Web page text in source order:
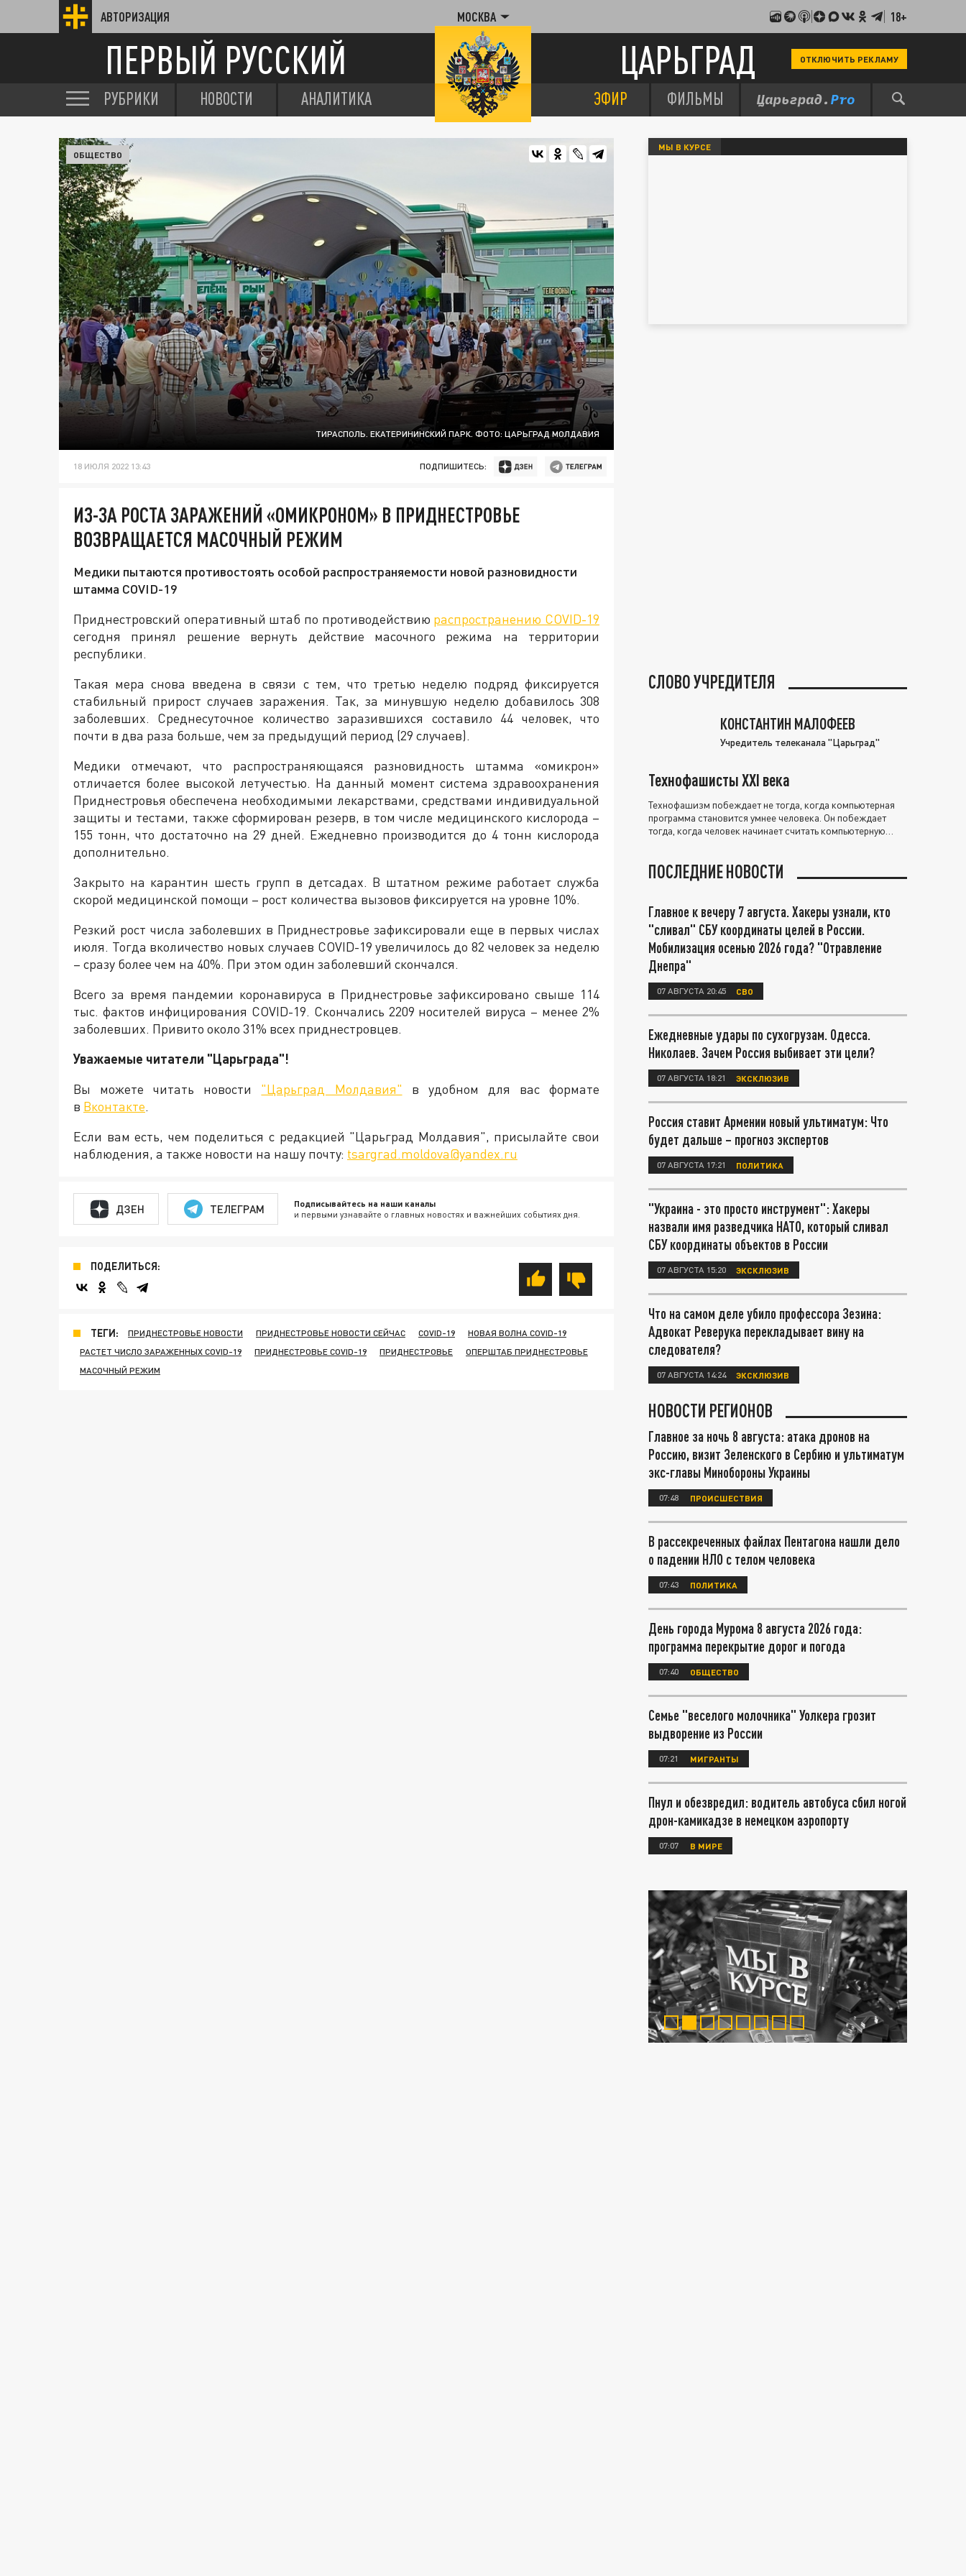
АВТОРИЗАЦИЯ МОСКВА 18+
ПЕРВЫЙ РУССКИЙ ЦАРЬГРАД ОТКЛЮЧИТЬ РЕКЛАМУ
РУБРИКИ НОВОСТИ АНАЛИТИКА ЭФИР ФИЛЬМЫ
ТИРАСПОЛЬ. ЕКАТЕРИНИНСКИЙ ПАРК. ФОТО: ЦАРЬГРАД МОЛДАВИЯ
ОБЩЕСТВО
18 ИЮЛЯ 2022 13:43 ПОДПИШИТЕСЬ:
ИЗ-ЗА РОСТА ЗАРАЖЕНИЙ «ОМИКРОНОМ» В ПРИДНЕСТРОВЬЕ
ВОЗВРАЩАЕТСЯ МАСОЧНЫЙ РЕЖИМ
Медики пытаются противостоять особой распространяемости новой разновидности
штамма COVID-19
Приднестровский оперативный штаб по противодействию распространению COVID-19
сегодня принял решение вернуть действие масочного режима на территории
республики.
Такая мера снова введена в связи с тем, что третью неделю подряд фиксируется
стабильный прирост случаев заражения. Так, за минувшую неделю добавилось 308
заболевших. Среднесуточное количество заразившихся составило 44 человек, что
почти в два раза больше, чем за предыдущий период (29 случаев).
Медики отмечают, что распространяющаяся разновидность штамма «омикрон»
отличается более высокой летучестью. На данный момент система здравоохранения
Приднестровья обеспечена необходимыми лекарствами, средствами индивидуальной
защиты и тестами, также сформирован резерв, в том числе медицинского кислорода –
155 тонн, что достаточно на 29 дней. Ежедневно производится до 4 тонн кислорода
дополнительно.
Закрыто на карантин шесть групп в детсадах. В штатном режиме работает служба
скорой медицинской помощи – рост количества вызовов фиксируется на уровне 10%.
Резкий рост числа заболевших в Приднестровье зафиксировали еще в первых числах
июля. Тогда вколичество новых случаев COVID-19 увеличилось до 82 человек за неделю
– сразу более чем на 40%. При этом один заболевший скончался.
Всего за время пандемии коронавируса в Приднестровье зафиксировано свыше 114
тыс. фактов инфицирования COVID-19. Скончались 2209 носителей вируса – менее 2%
заболевших. Привито около 31% всех приднестровцев.
Уважаемые читатели "Царьграда"!
Вы можете читать новости "Царьград Молдавия" в удобном для вас формате
в Вконтакте.
Если вам есть, чем поделиться с редакцией "Царьград Молдавия", присылайте свои
наблюдения, а также новости на нашу почту: tsargrad.moldova@yandex.ru
ДЗЕН ТЕЛЕГРАМ Подписывайтесь на наши каналы
и первыми узнавайте о главных новостях и важнейших событиях дня.
ПОДЕЛИТЬСЯ:
ТЕГИ: ПРИДНЕСТРОВЬЕ НОВОСТИ ПРИДНЕСТРОВЬЕ НОВОСТИ СЕЙЧАС COVID-19
НОВАЯ ВОЛНА COVID-19
РАСТЕТ ЧИСЛО ЗАРАЖЕННЫХ COVID-19
ПРИДНЕСТРОВЬЕ COVID-19 ПРИДНЕСТРОВЬЕ
ОПЕРШТАБ ПРИДНЕСТРОВЬЕ
МАСОЧНЫЙ РЕЖИМ
МЫ В КУРСЕ
СЛОВО УЧРЕДИТЕЛЯ
КОНСТАНТИН МАЛОФЕЕВ
Учредитель телеканала "Царьград"
Технофашисты XXI века
Технофашизм побеждает не тогда, когда компьютерная
программа становится умнее человека. Он побеждает
тогда, когда человек начинает считать компьютерную
ПОСЛЕДНИЕ НОВОСТИ
Главное к вечеру 7 августа. Хакеры узнали, кто
"сливал" СБУ координаты целей в России.
Мобилизация осенью 2026 года? "Отравление
Днепра"
07 АВГУСТА 20:45 СВО
Ежедневные удары по сухогрузам. Одесса.
Николаев. Зачем Россия выбивает эти цели?
07 АВГУСТА 18:21 ЭКСКЛЮЗИВ
Россия ставит Армении новый ультиматум: Что
будет дальше – прогноз экспертов
07 АВГУСТА 17:21 ПОЛИТИКА
"Украина - это просто инструмент": Хакеры
назвали имя разведчика НАТО, который сливал
СБУ координаты объектов в России
07 АВГУСТА 15:20 ЭКСКЛЮЗИВ
Что на самом деле убило профессора Зезина:
Адвокат Реверука перекладывает вину на
следователя?
07 АВГУСТА 14:24 ЭКСКЛЮЗИВ
НОВОСТИ РЕГИОНОВ
Главное за ночь 8 августа: атака дронов на
Россию, визит Зеленского в Сербию и ультиматум
экс-главы Минобороны Украины
07:48 ПРОИСШЕСТВИЯ
В рассекреченных файлах Пентагона нашли дело
о падении НЛО с телом человека
07:43 ПОЛИТИКА
День города Мурома 8 августа 2026 года:
программа перекрытие дорог и погода
07:40 ОБЩЕСТВО
Семье "веселого молочника" Уолкера грозит
выдворение из России
07:21 МИГРАНТЫ
Пнул и обезвредил: водитель автобуса сбил ногой
дрон-камикадзе в немецком аэропорту
07:07 В МИРЕ